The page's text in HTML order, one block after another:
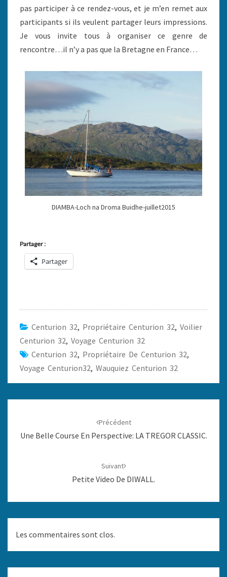
pas participer à ce rendez-vous, et je m’en remet aux
participants si ils veulent partager leurs impressions.
Je vous invite tous à organiser ce genre de
rencontre…il n’y a pas que la Bretagne en France…
DIAMBA-Loch na Droma Buidhe-juillet2015
Partager :
Partager
Centurion 32, Propriétaire Centurion 32, Voilier
Centurion 32, Voyage Centurion 32
Centurion 32, Propriétaire De Centurion 32,
Voyage Centurion32, Wauquiez Centurion 32
Précédent
Une Belle Course En Perspective: LA TREGOR CLASSIC.
Suivant
Petite Video De DIWALL.
Les commentaires sont clos.